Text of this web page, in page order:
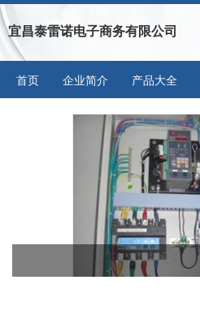
宜昌泰雷诺电子商务有限公司
首页 企业简介 产品大全